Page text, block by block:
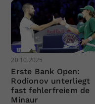
20.10.2025
Erste Bank Open:
Rodionov unterliegt
fast fehlerfreiem de
Minaur